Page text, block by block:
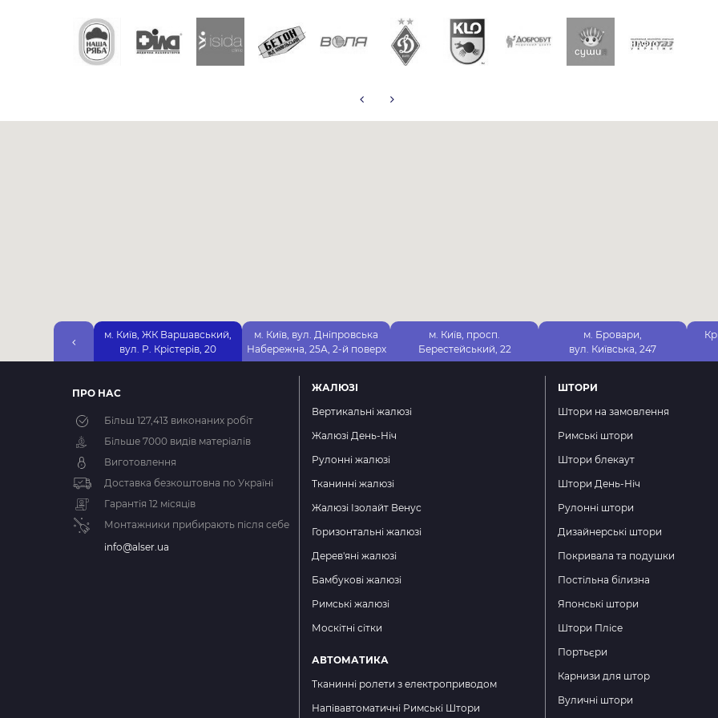
м. Київ, ЖК Варшавський,
вул. Р. Крістерів, 20
м. Київ, вул. Дніпровська
Набережна, 25А, 2-й поверх
м. Київ, просп.
Берестейський, 22
м. Бровари,
вул. Київська, 247
ПРО НАС
Більш 127,413 виконаних робіт
Більше 7000 видів матеріалів
Виготовлення
Доставка безкоштовна по Україні
Гарантія 12 місяців
Монтажники прибирають після себе
info@alser.ua
ЖАЛЮЗІ
Вертикальні жалюзі
Жалюзі День-Ніч
Рулонні жалюзі
Тканинні жалюзі
Жалюзі Ізолайт Венус
Горизонтальні жалюзі
Дерев'яні жалюзі
Бамбукові жалюзі
Римські жалюзі
Москітні сітки
АВТОМАТИКА
Тканинні ролети з електроприводом
Напівавтоматичні Римські Штори
ШТОРИ
Штори на замовлення
Римські штори
Штори блекаут
Штори День-Ніч
Рулонні штори
Дизайнерські штори
Покривала та подушки
Постільна білизна
Японські штори
Штори Плісе
Портьєри
Карнизи для штор
Вуличні штори